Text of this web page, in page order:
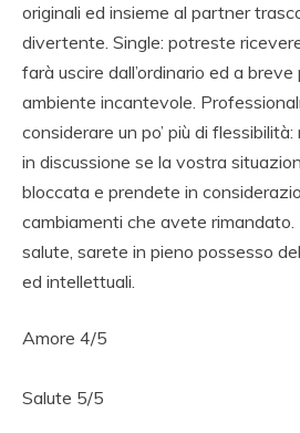
originali ed insieme al partner
divertente. Single: potreste
farà uscire dall’ordinario ed a
ambiente incantevole.
considerare un po’ più di
in discussione se la vostra
bloccata e prendete in
cambiamenti che avete rimandato.
salute, sarete in pieno possesso
ed intellettuali.
Amore 4/5
Salute 5/5